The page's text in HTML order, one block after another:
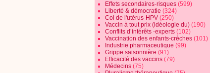
Effets secondaires-risques (599)
Liberté & démocratie (324)
Col de l'utérus-HPV (250)
Vaccin à tout prix (idéologie du) (190)
Conflits d’intérêts -experts (102)
Vaccination des enfants-crèches (101)
Industrie pharmaceutique (99)
Grippe saisonnière (91)
Efficacité des vaccins (79)
Médecins (75)